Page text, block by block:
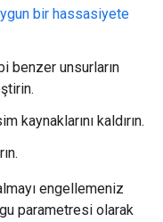
bir hassasiyete
benzer unsurların
kaynaklarını kaldırın.
engellemeniz
parametresi olarak